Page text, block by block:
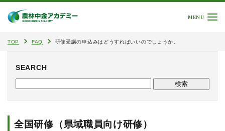
MENU
TOP FAQ 研修受講の申込みはどうすればいいのでしょうか。
SEARCH
全国研修（県域職員向け研修）